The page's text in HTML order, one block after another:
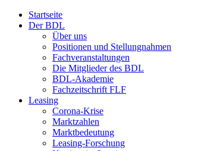
Startseite
Der BDL
Über uns
Positionen und Stellungnahmen
Fachveranstaltungen
Die Mitglieder des BDL
BDL-Akademie
Fachzeitschrift FLF
Leasing
Corona-Krise
Marktzahlen
Marktbedeutung
Leasing-Forschung